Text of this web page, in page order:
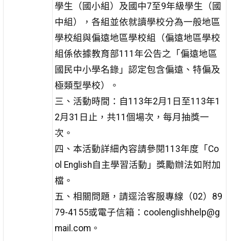
學生（國小組）及國中7至9年級學生（國
中組），各組並依就讀學校分為一般地區
學校組與偏遠地區學校組（偏遠地區學校
組係依據教育部111年公告之「偏遠地區
國民中小學名錄」認定包含偏遠、特偏及
極類型學校）。
三、活動時間：自113年2月1日至113年1
2月31日止，共11個場次，每月抽獎一
次。
四、本活動詳細內容請參閱113年度「Co
ol English自主學習活動」獎勵辦法如附加
檔。
五、相關問題，請逕洽客服專線（02）89
79-4155或電子信箱：coolenglishhelp@g
mail.com。